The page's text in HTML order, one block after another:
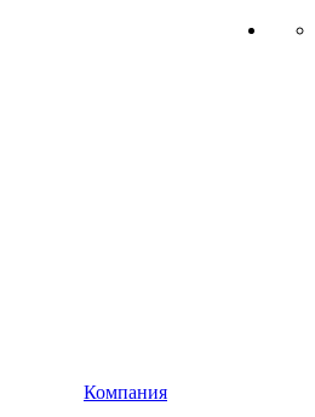
Компания